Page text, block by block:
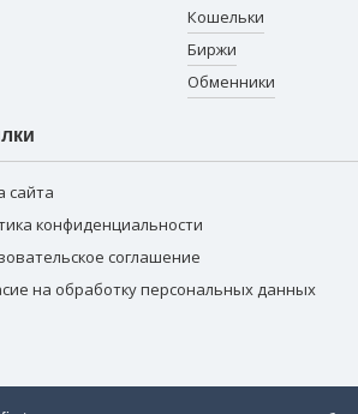
Кошельки
Биржи
Обменники
сайта
конфиденциальности
соглашение
на обработку персональных данных